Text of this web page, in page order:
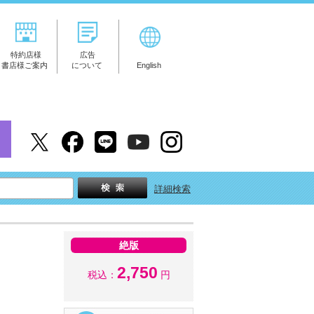
特約店様
書店様ご案内
広告
について
English
詳細検索
絶版
税込： 2,750 円